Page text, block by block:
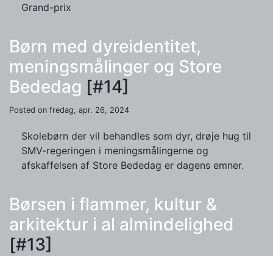
Grand-prix
Børn med dyreidentitet,
meningsmålinger og Store
Bededag [#14]
Posted on fredag, apr. 26, 2024
Skolebørn der vil behandles som dyr, drøje hug til
SMV-regeringen i meningsmålingerne og
afskaffelsen af Store Bededag er dagens emner.
Børsen i flammer, kultur &
arkitektur i al almindelighed
[#13]